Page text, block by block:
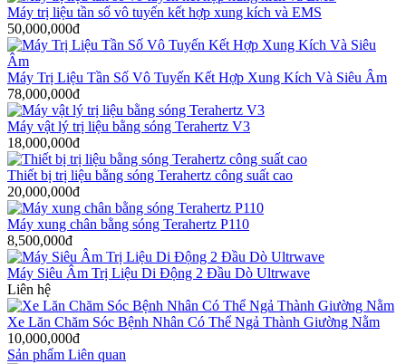
Máy trị liệu tần số vô tuyến kết hợp xung kích và EMS
50,000,000đ
Máy Trị Liệu Tần Số Vô Tuyến Kết Hợp Xung Kích Và Siêu Âm
78,000,000đ
Máy vật lý trị liệu bằng sóng Terahertz V3
18,000,000đ
Thiết bị trị liệu bằng sóng Terahertz công suất cao
20,000,000đ
Máy xung chân bằng sóng Terahertz P110
8,500,000đ
Máy Siêu Âm Trị Liệu Di Động 2 Đầu Dò Ultrwave
Liên hệ
Xe Lăn Chăm Sóc Bệnh Nhân Có Thể Ngả Thành Giường Nằm
10,000,000đ
Sản phẩm Liên quan